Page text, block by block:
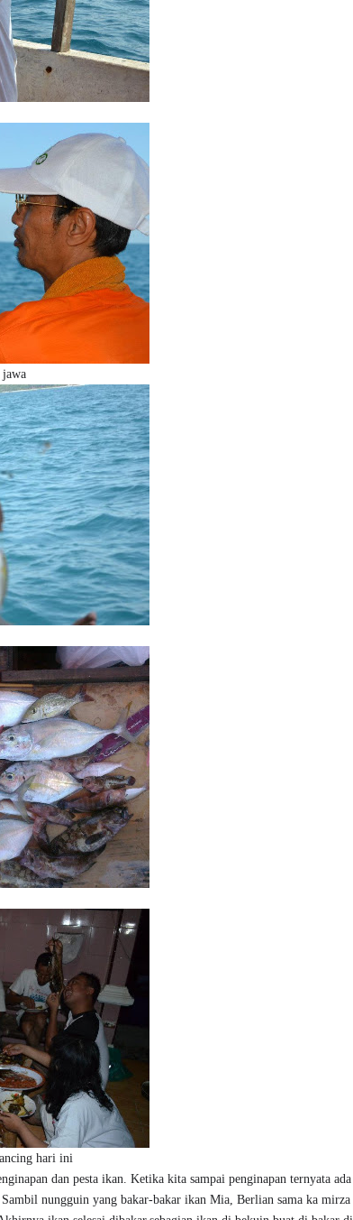
hari ini
dan pesta ikan. Ketika kita sampai penginapan ternyata ada
nungguin yang bakar-bakar ikan Mia, Berlian sama ka mirza